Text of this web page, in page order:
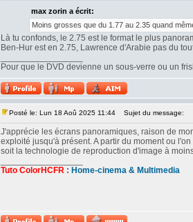
max zorin a écrit:
Moins grosses que du 1.77 au 2.35 quand
Là tu confonds, le 2.75 est le format le plus
Ben-Hur est en 2.75, Lawrence d'Arabie pas du
Pour que le DVD devienne un sous-verre ou un
Posté le: Lun 18 Aoû 2025 11:44 Sujet du message:
J'apprécie les écrans panoramiques, raison de
exploité jusqu'à présent. A partir du moment ou
soit la technologie de reproduction d'image à
Tuto ColorHCFR : Home-cinema & Multimedia